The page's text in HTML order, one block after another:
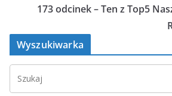
173 odcinek – Ten z Top5
Wyszukiwarka